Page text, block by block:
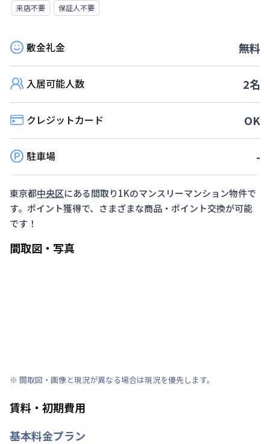
来店不要
保証人不要
敷金礼金 無料
入居可能人数 2名
クレジットカード OK
駐車場 -
東京都中央区にある間取り1Kのマンスリーマンション物件で
す。ポイント獲得で、さまざまな商品・ポイント交換が可能
です！
間取図・写真
※ 間取図・画像と現況が異なる場合は現況を優先します。
賃料・初期費用
基本料金プラン